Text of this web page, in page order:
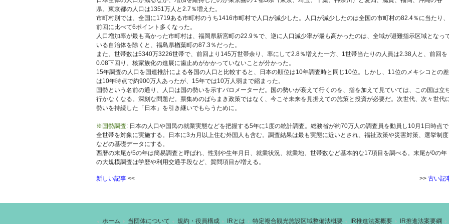
県。東京都の人口は1351万人と2.7％増えた。
市町村別では、全国に1719ある市町村のうち1416市町村で人口が減少した。人口が減少したのは全国の市町村の82.4％に当たり、
前回に比べて6ポイント多くなった。
人口増加率が最も高かった市町村は、福岡県新宮町の22.9％で、逆に人口減少率が最も高かったのは、全域が避難指示区域となっ
いる自治体を除くと、福島県楢葉町の87.3％だった。
また、世帯数は5340万3226世帯で、前回より145万世帯余り、率にして2.8％増えた一方、1世帯当たりの人員は2.38人と、前回を
0.08下回り、核家族化の進展に歯止めがかかっていないことが分かった。
15年調査の人口を国連推計による各国の人口と比較すると、日本の順位は10年調査時と同じ10位。しかし、11位のメキシコとの差
は10年時点で約900万人あったが、15年では10万人弱まで縮まった。
国勢という名前の通り、人口は国の勢いを示すバロメーターだ。国の勢いが衰えて行くのを、指を加えて見ていては、この国は立
行かなくなる。深刻な問題だ。票集めのばらまき政策ではなく、今こそ未来を見据えての施策と投資が必要だ。次世代、次々世代
勢いを持続した「日本」を引き継いでもらうために。
※国勢調査: 日本の人口や国民の就業実態などを把握する5年に1度の統計調査。総務省が約70万人の調査員を動員し10月1日時点で
全世帯を対象に実施する。日本に3カ月以上住む外国人も含む。調査結果は最も実態に近いとされ、福祉政策や災害対策、選挙制度
などの基礎データにする。
西暦の末尾が5の年は簡易調査と呼ばれ、性別や生年月日、就業状況、就業地、世帯数など基本的な17項目を調べる。末尾が0の年
の大規模調査は学歴や利用交通手段など、質問項目が増える。
新しい記事 << >> 古い記
ホーム 当団体について 規約・役員構成 IRとは 特定複合観光施設区域整備法概要 IR推進法案概要 IR推進法案要綱